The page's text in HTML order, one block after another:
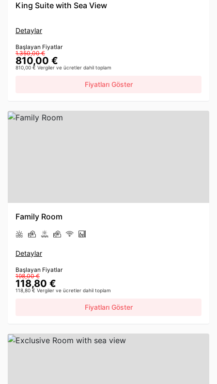
King Suite with Sea View
Detaylar
Başlayan Fiyatlar
1.350,00 €
810,00 €
810,00 € Vergiler ve ücretler dahil toplam
Fiyatları Göster
Family Room
Detaylar
Başlayan Fiyatlar
198,00 €
118,80 €
118,80 € Vergiler ve ücretler dahil toplam
Fiyatları Göster